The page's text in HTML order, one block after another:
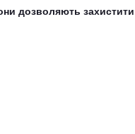
дозволяють захистити